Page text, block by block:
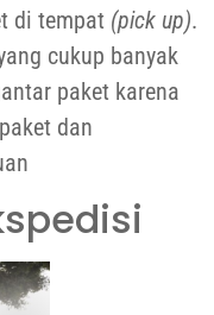
di tempat (pick up).
cukup banyak
paket karena
dan